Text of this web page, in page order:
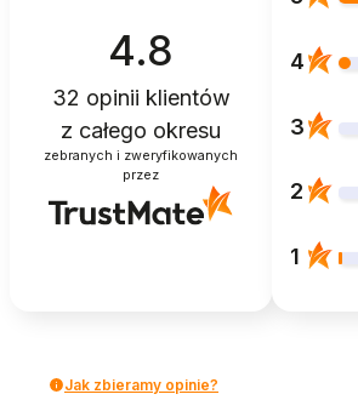
4.8
32 opinii klientów
z całego okresu
zebranych i zweryfikowanych
przez
4
3
2
1
Jak zbieramy opinie?